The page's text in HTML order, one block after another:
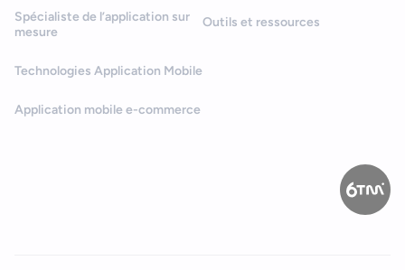
Spécialiste de l’application sur
mesure
Technologies Application Mobile
Application mobile e-commerce
Outils et ressources